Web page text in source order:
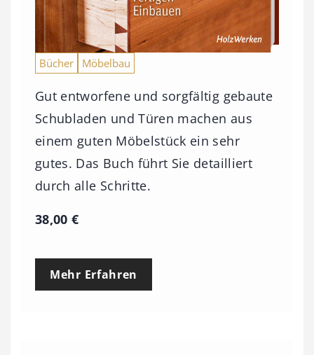
Bücher Möbelbau
Gut entworfene und sorgfältig gebaute
Schubladen und Türen machen aus
einem guten Möbelstück ein sehr
gutes. Das Buch führt Sie detailliert
durch alle Schritte.
38,00€
Mehr Erfahren